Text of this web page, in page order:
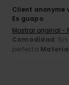
Client anonyme
Es guapo
Mostrar original -
Comodidad: 5/5
perfecta